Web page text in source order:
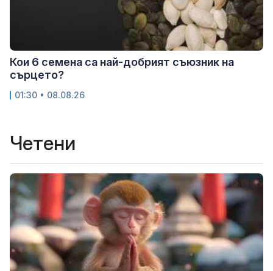
Кои 6 семена са най-добрият съюзник на
сърцето?
01:30 • 08.08.26
Четени